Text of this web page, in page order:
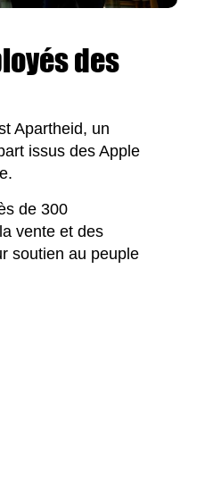
des
Apartheid, un
issus des Apple
de 300
vente et des
soutien au peuple